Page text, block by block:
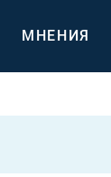
МНЕНИЯ